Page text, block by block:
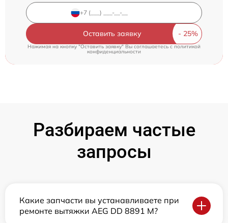
Оставить заявку
Нажимая на кнопку "Оставить заявку" Вы соглашаетесь cполитикой
конфиденциальности
Разбираем частые
запросы
Какие запчасти вы устанавливаете при
ремонте вытяжки AEG DD 8891 M?